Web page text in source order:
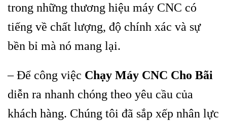
trong những thương hiệu máy CNC có
tiếng về chất lượng, độ chính xác và sự
bền bỉ mà nó mang lại.
– Để công việc Chạy Máy CNC Cho Bãi
diễn ra nhanh chóng theo yêu cầu của
khách hàng. Chúng tôi đã sắp xếp nhân lực